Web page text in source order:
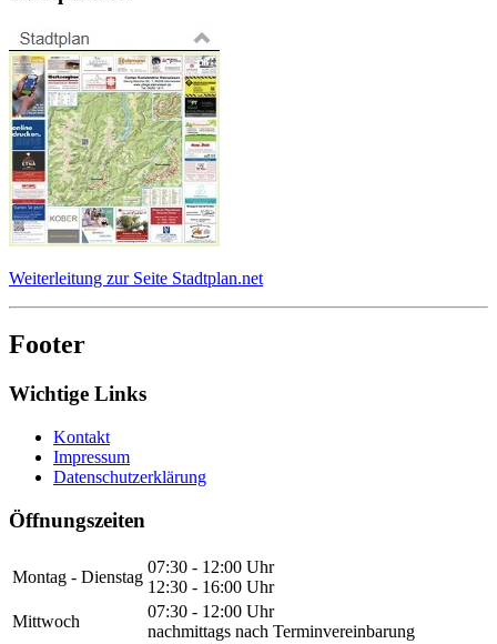
Weiterleitung zur Seite Stadtplan.net
Footer
Wichtige Links
Kontakt
Impressum
Datenschutzerklärung
Öffnungszeiten
Montag - Dienstag
07:30 - 12:00 Uhr
12:30 - 16:00 Uhr
Mittwoch
07:30 - 12:00 Uhr
nachmittags nach Terminvereinbarung